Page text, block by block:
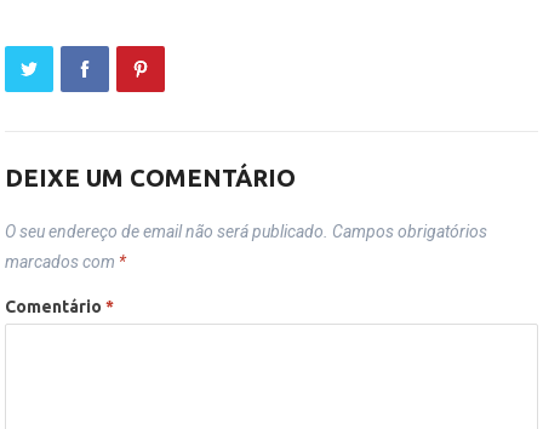
DEIXE UM COMENTÁRIO
O seu endereço de email não será publicado. Campos obrigatórios
marcados com *
Comentário*